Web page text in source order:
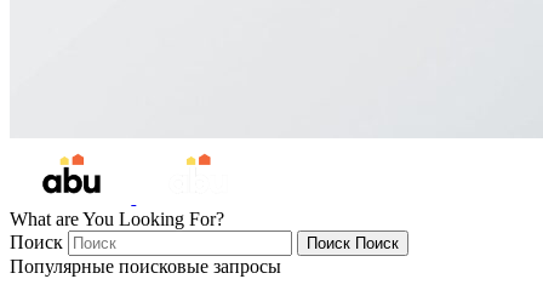
What are You Looking For?
Поиск
Поиск Поиск
Популярные поисковые запросы